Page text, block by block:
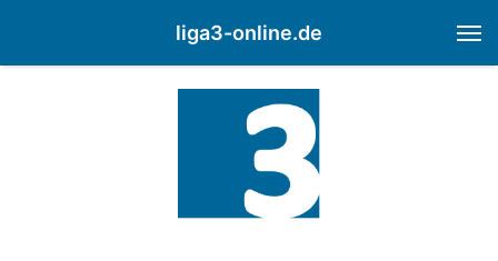
liga3-online.de